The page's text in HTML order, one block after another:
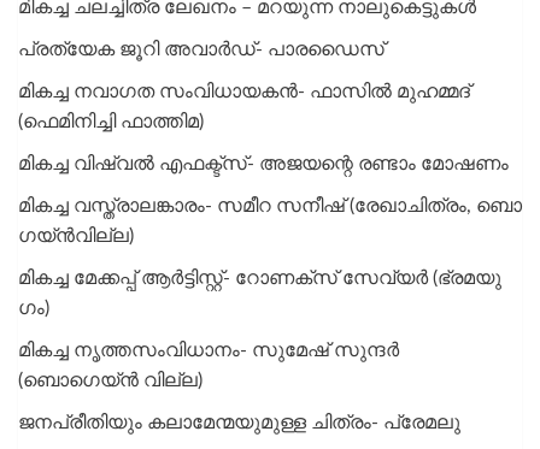
മികച്ച ചലച്ചിത്ര ലേഖനം – മറയുന്ന നാലുകെട്ടുകള്‍
പ്രത്യേക ജൂറി അവാർഡ്- പാരഡൈസ്
മികച്ച നവാ​ഗത സംവിധായകൻ- ഫാസിൽ മുഹമ്മദ്
(ഫെമിനിച്ചി ഫാത്തിമ)
മികച്ച വിഷ്വൽ എഫക്ട്സ്- അജയന്റെ രണ്ടാം മോഷണം
മികച്ച വസ്ത്രാലങ്കാരം- സമീറ സനീഷ് (രേഖാചിത്രം, ബൊ​
ഗയ്ൻവില്ല)
മികച്ച മേക്കപ്പ് ആർട്ടിസ്റ്റ്- റോണക്സ് സേവ്യർ (ഭ്രമയു​
ഗം)
മികച്ച നൃത്തസംവിധാനം- സുമേഷ് സുന്ദർ
(ബൊഗെയ്ൻ വില്ല)
ജനപ്രീതിയും കലാമേന്മയുമുള്ള ചിത്രം- പ്രേമലു